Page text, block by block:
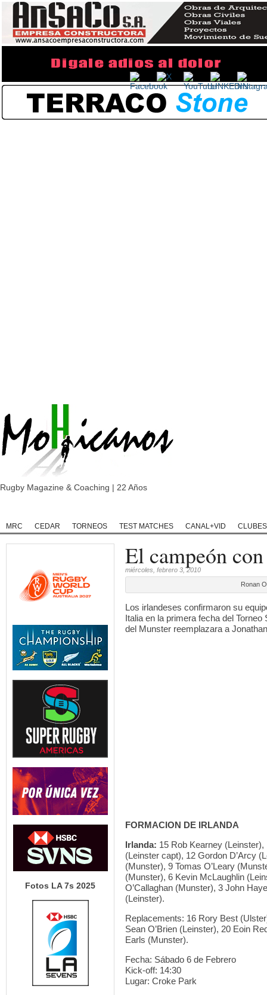
Rugby Magazine & Coaching | 22 Años
MRC
CEDAR TORNEOS TEST MATCHES CANAL+VID CLUBES
Fotos LA 7s 2025
El campeón
miércoles, febrero 3, 2010
Ronan
Los irlandeses confirmaron su
Italia en la primera fecha del
del Munster reemplazara a
FORMACION DE IRLANDA
Irlanda: 15 Rob Kearney
(Leinster capt), 12 Gordon D’Arcy
(Munster), 9 Tomas O’Leary
(Munster), 6 Kevin McLaughlin
O’Callaghan (Munster), 3 John
(Leinster).
Replacements: 16 Rory Best
Sean O’Brien (Leinster), 20 Eoin
Earls (Munster).
Fecha: Sábado 6 de Febrero
Kick-off: 14:30
Lugar: Croke Park